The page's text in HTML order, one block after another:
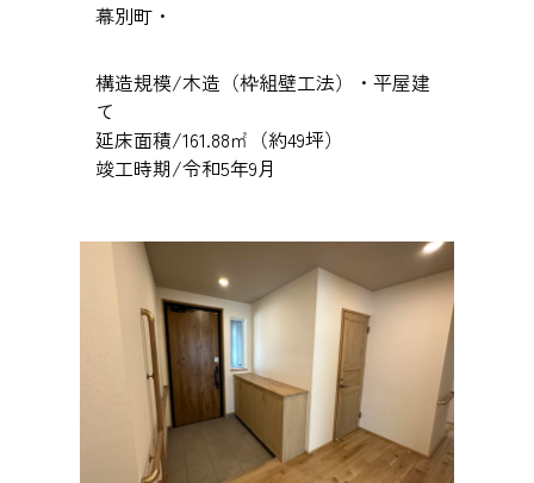
幕別町・
構造規模/木造（枠組壁工法）・平屋建
て
延床面積/161.88㎡（約49坪）
竣工時期/令和5年9月